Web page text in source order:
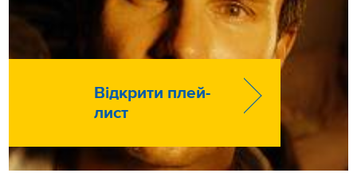
Відкрити плей-
лист